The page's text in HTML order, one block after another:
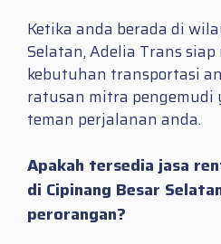
Ketika anda berada di
Selatan, Adelia Trans
kebutuhan transportasi
ratusan mitra pengemudi
teman perjalanan anda.
Apakah tersedia jasa
di Cipinang Besar
perorangan?